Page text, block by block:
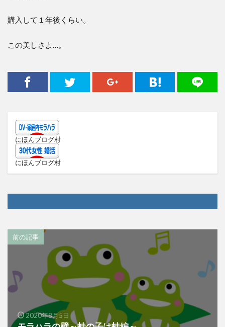
購入して１年後くらい。
この美しさよ…。
にほんブログ村
にほんブログ村
前の記事
2020年8月5日